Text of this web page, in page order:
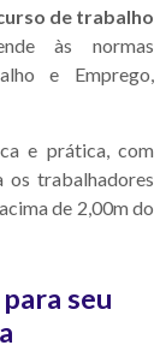
de trabalho
às normas
e Emprego,
e prática, com
os trabalhadores
de 2,00m do
seu